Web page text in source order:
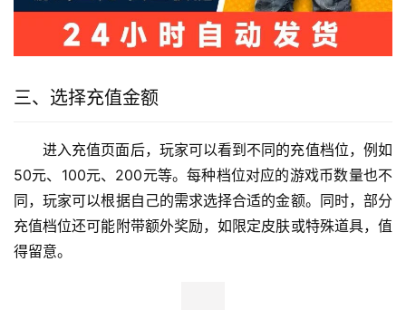
三、选择充值金额
进入充值页面后，玩家可以看到不同的充值档位，例如
50元、100元、200元等。每种档位对应的游戏币数量也不
同，玩家可以根据自己的需求选择合适的金额。同时，部分
充值档位还可能附带额外奖励，如限定皮肤或特殊道具，值
得留意。